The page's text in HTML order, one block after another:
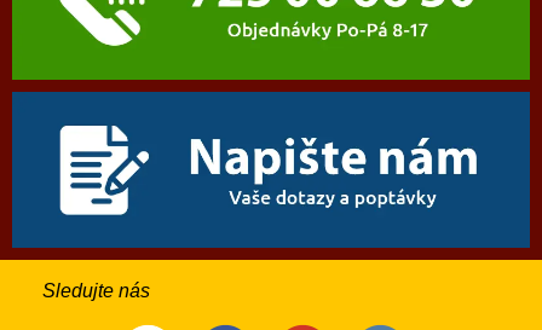
Sledujte nás